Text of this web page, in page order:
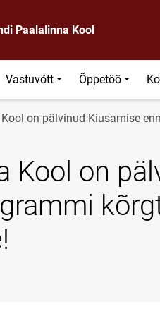
Paalalinna Kool
Vastuvõtt Õppetöö
on pälvinud Kiusamise
Kool on